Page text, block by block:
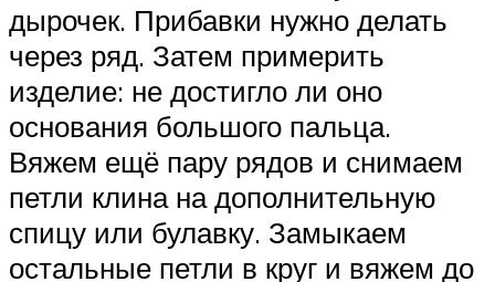
дырочек. Прибавки нужно делать
через ряд. Затем примерить
изделие: не достигло ли оно
основания большого пальца.
Вяжем ещё пару рядов и снимаем
петли клина на дополнительную
спицу или булавку. Замыкаем
остальные петли в круг и вяжем до